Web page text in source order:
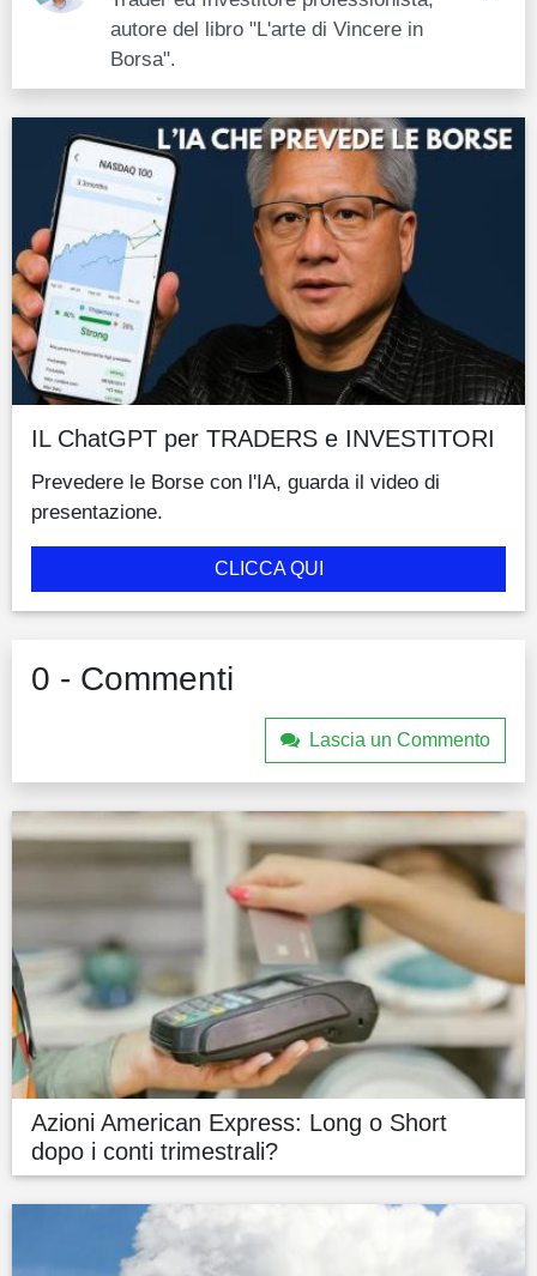
autore del libro "L'arte di Vincere in
Borsa".
IL ChatGPT per TRADERS e INVESTITORI
Prevedere le Borse con l'IA, guarda il video di
presentazione.
CLICCA QUI
0 - Commenti
Lascia un Commento
Azioni American Express: Long o Short
dopo i conti trimestrali?